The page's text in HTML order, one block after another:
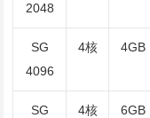
2048
SG
4096
4核 4GB
SG
4核 6GB